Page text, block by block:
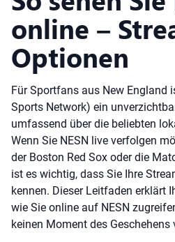
online –
Optionen
Für Sportfans aus New England
Sports Network) ein
umfassend über die beliebten
Wenn Sie NESN live verfolgen
der Boston Red Sox oder die
ist es wichtig, dass Sie Ihre
kennen. Dieser Leitfaden erklärt
wie Sie online auf NESN
keinen Moment des Geschehens